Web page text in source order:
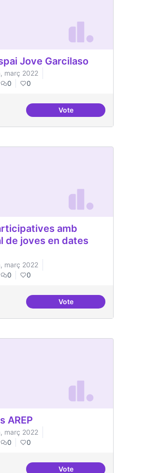
Jove Garcilaso
març 2022
0 0
VoteActivitats a l'Espai Jove
amb
de joves en dates
març 2022
0 0
VoteDinàmiques participatives
AREP
març 2022
0 0
Vote